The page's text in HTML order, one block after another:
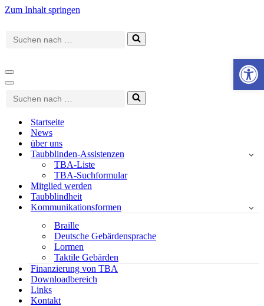
Zum Inhalt springen
Suchen
nach …
Navigationsmenü
Navigationsmenü
Suchen
nach …
Startseite
News
über uns
Taubblinden-Assistenzen
TBA-Liste
TBA-Suchformular
Mitglied werden
Taubblindheit
Kommunikationsformen
Braille
Deutsche Gebärdensprache
Lormen
Taktile Gebärden
Finanzierung von TBA
Downloadbereich
Links
Kontakt